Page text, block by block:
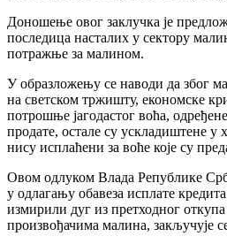
Доношење овог заклучка је
последица насталих у сектору
потражње за малином.
У образложењу се наводи да због
на светском тржишту, економске
потрошње јагодастог воћа,
продате, остале су ускладиштене у
нису исплаћени за воће које су
Овом одлуком Влада Републике
у одлагању обавеза исплате
измирили дуг из претходног
произвођачима малина, закључује